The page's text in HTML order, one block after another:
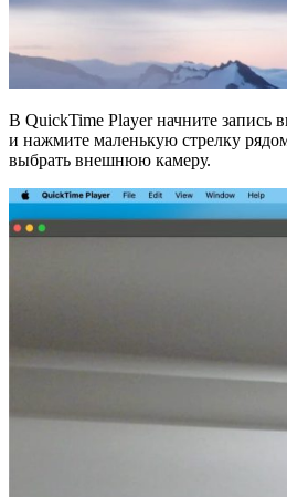
В QuickTime Player начните запись
и нажмите маленькую стрелку
выбрать внешнюю камеру.